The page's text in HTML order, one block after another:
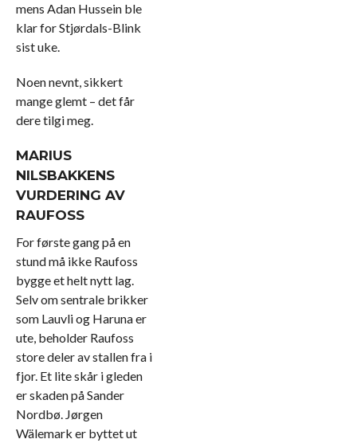
mens Adan Hussein ble
klar for Stjørdals-Blink
sist uke.
Noen nevnt, sikkert
mange glemt – det får
dere tilgi meg.
MARIUS
NILSBAKKENS
VURDERING AV
RAUFOSS
For første gang på en
stund må ikke Raufoss
bygge et helt nytt lag.
Selv om sentrale brikker
som Lauvli og Haruna er
ute, beholder Raufoss
store deler av stallen fra i
fjor. Et lite skår i gleden
er skaden på Sander
Nordbø. Jørgen
Wälemark er byttet ut